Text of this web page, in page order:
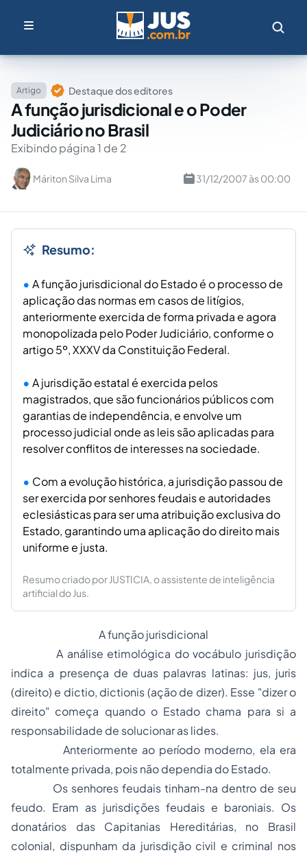
Artigo Destaque dos editores
A função jurisdicional e o Poder
Judiciário no Brasil
Exibindo página 1 de 2
Máriton Silva Lima 31/12/2007 às 00:00
Resumo:
A função jurisdicional do Estado é o processo de
aplicação das normas em casos de litígios,
anteriormente exercida de forma privada e agora
monopolizada pelo Poder Judiciário, conforme o
artigo 5º, XXXV da Constituição Federal.
A jurisdição estatal é exercida pelos
magistrados, que são funcionários públicos com
garantias de independência, e envolve um
processo judicial onde as leis são aplicadas para
resolver conflitos de interesses na sociedade.
Com a evolução histórica, a jurisdição passou de
ser exercida por senhores feudais e autoridades
eclesiásticas para ser uma atribuição exclusiva do
Estado, garantindo uma aplicação do direito mais
uniforme e justa.
Resumo criado por JUSTICIA, o assistente de inteligência
artificial do Jus.
A função jurisdicional
A análise etimológica do vocábulo jurisdição
indica a presença de duas palavras latinas: jus, juris
(direito) e dictio, dictionis(ação de dizer). Esse "dizer o
direito" começa quando o Estado chama para si a
responsabilidade de solucionar as lides.
Anteriormente ao período moderno, ela era
totalmente privada, pois não dependia do Estado.
Os senhores feudais tinham-na dentro de seu
feudo. Eram as jurisdições feudais e baroniais. Os
donatários das Capitanias Hereditárias, no Brasil
colonial, dispunham da jurisdição civil e criminal nos